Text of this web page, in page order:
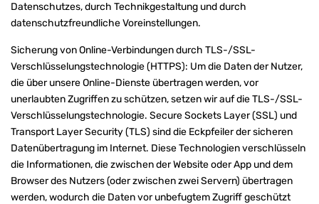
Datenschutzes, durch Technikgestaltung und durch
datenschutzfreundliche Voreinstellungen.
Sicherung von Online-Verbindungen durch TLS-/SSL-
Verschlüsselungstechnologie (HTTPS): Um die Daten der Nutzer,
die über unsere Online-Dienste übertragen werden, vor
unerlaubten Zugriffen zu schützen, setzen wir auf die TLS-/SSL-
Verschlüsselungstechnologie. Secure Sockets Layer (SSL) und
Transport Layer Security (TLS) sind die Eckpfeiler der sicheren
Datenübertragung im Internet. Diese Technologien verschlüsseln
die Informationen, die zwischen der Website oder App und dem
Browser des Nutzers (oder zwischen zwei Servern) übertragen
werden, wodurch die Daten vor unbefugtem Zugriff geschützt